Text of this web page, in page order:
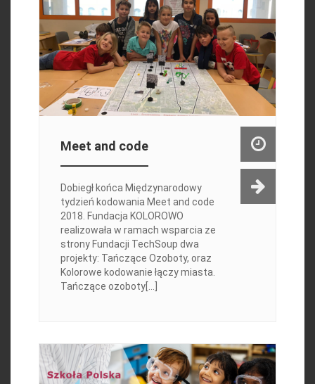
Meet and code
Dobiegł końca Międzynarodowy
tydzień kodowania Meet and code
2018. Fundacja KOLOROWO
realizowała w ramach wsparcia ze
strony Fundacji TechSoup dwa
projekty: Tańczące Ozoboty, oraz
Kolorowe kodowanie łączy miasta.
Tańczące ozoboty[...]